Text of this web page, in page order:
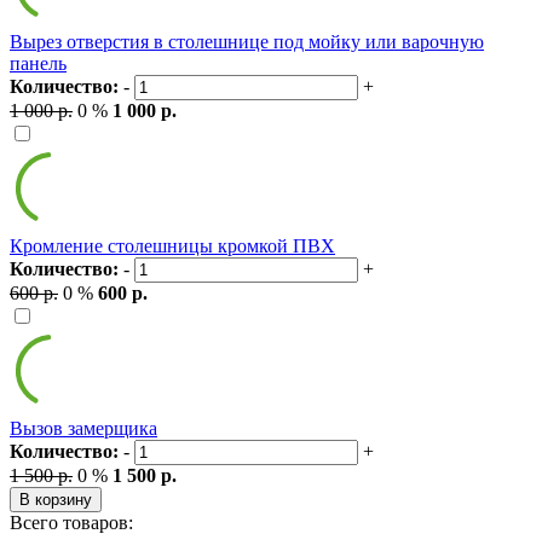
Вырез отверстия в столешнице под мойку или варочную
панель
Количество: -
+
1 000 р. 0 % 1 000 р.
Кромление столешницы кромкой ПВХ
Количество: -
+
600 р. 0 % 600 р.
Вызов замерщика
Количество: -
+
1 500 р. 0 % 1 500 р.
В корзину
Всего товаров: